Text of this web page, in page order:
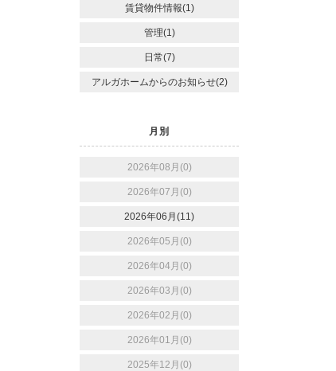
賃貸物件情報(1)
管理(1)
日常(7)
アルガホームからのお知らせ(2)
月別
2026年08月(0)
2026年07月(0)
2026年06月(11)
2026年05月(0)
2026年04月(0)
2026年03月(0)
2026年02月(0)
2026年01月(0)
2025年12月(0)